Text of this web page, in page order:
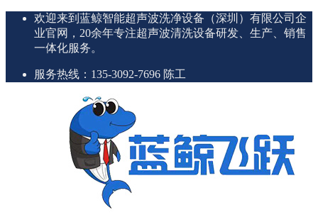
欢迎来到蓝鲸智能超声波洗净设备（深圳）有限公司企
业官网，20余年专注超声波清洗设备研发、生产、销售
一体化服务。
服务热线：135-3092-7696 陈工